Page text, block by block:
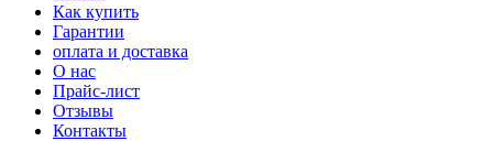
Как купить
Гарантии
оплата и доставка
О нас
Прайс-лист
Отзывы
Контакты